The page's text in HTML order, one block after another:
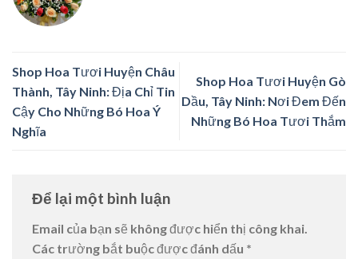
Shop Hoa Tươi Huyện Châu
Thành, Tây Ninh: Địa Chỉ Tin
Cậy Cho Những Bó Hoa Ý
Nghĩa
Shop Hoa Tươi Huyện Gò
Dầu, Tây Ninh: Nơi Đem Đến
Những Bó Hoa Tươi Thắm
Để lại một bình luận
Email của bạn sẽ không được hiển thị công khai.
Các trường bắt buộc được đánh dấu *